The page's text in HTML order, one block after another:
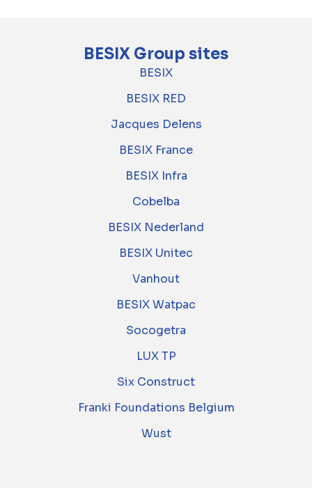
BESIX Group sites
BESIX
BESIX RED
Jacques Delens
BESIX France
BESIX Infra
Cobelba
BESIX Nederland
BESIX Unitec
Vanhout
BESIX Watpac
Socogetra
LUX TP
Six Construct
Franki Foundations Belgium
Wust